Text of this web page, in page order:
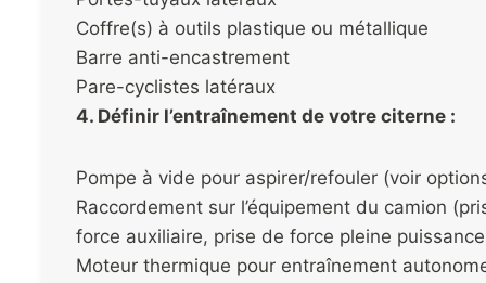
Coffre(s) à outils plastique ou métallique
Barre anti-encastrement
Pare-cyclistes latéraux
4. Définir l’entraînement de votre citerne :
Pompe à vide pour aspirer/refouler (voir
Raccordement sur l’équipement du camion
force auxiliaire, prise de force pleine
Moteur thermique pour entraînement